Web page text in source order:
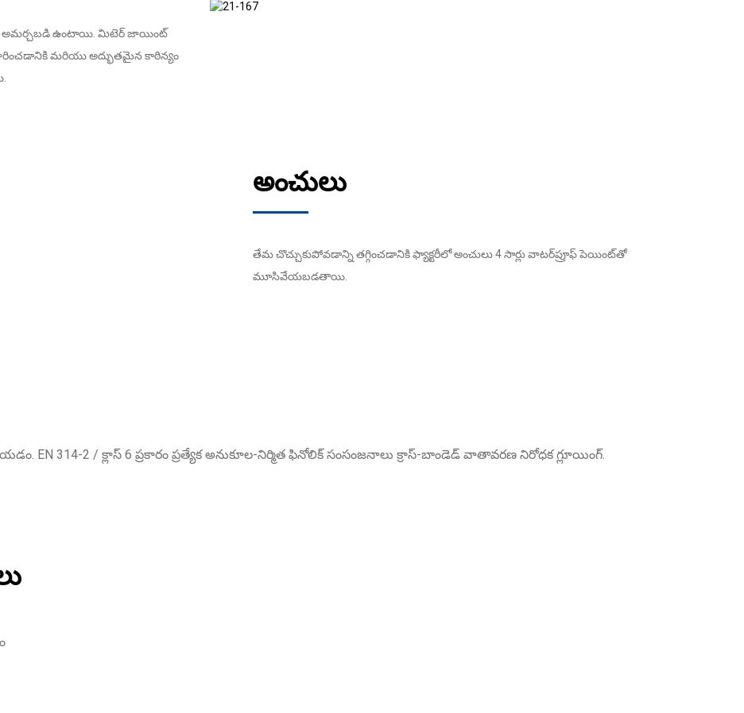
అమర్చబడి ఉంటాయి. మిటెర్ జాయింట్
మరియు అద్భుతమైన కాఠిన్యం
అంచులు
తేమ చొచ్చుకుపోవడాన్ని తగ్గించడానికి ఫ్యాక్టరీలో అంచులు 4 సార్లు వాటర్‌ప్రూఫ్ పెయింట్‌తో
మూసివేయబడతాయి.
EN 314-2 / ​​క్లాస్ 6 ప్రకారం ప్రత్యేక అనుకూల-నిర్మిత ఫినోలిక్ సంసంజనాలు క్రాస్-బాండెడ్ వాతావరణ నిరోధక గ్లూయింగ్.